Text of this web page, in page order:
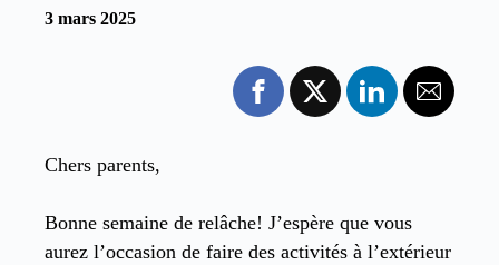
3 mars 2025
Chers parents,
Bonne semaine de relâche! J’espère que vous
aurez l’occasion de faire des activités à l’extérieur